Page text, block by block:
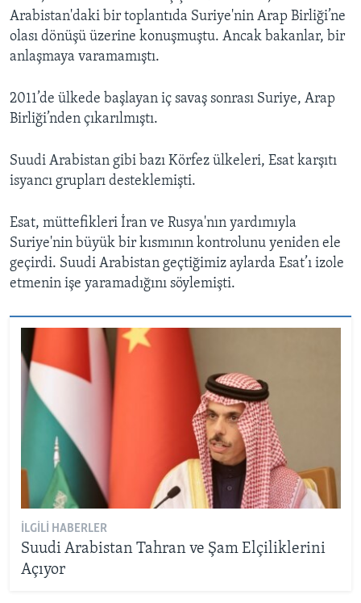
Arabistan'daki bir toplantıda Suriye'nin Arap Birliği’ne
olası dönüşü üzerine konuşmuştu. Ancak bakanlar, bir
anlaşmaya varamamıştı.
2011’de ülkede başlayan iç savaş sonrası Suriye, Arap
Birliği’nden çıkarılmıştı.
Suudi Arabistan gibi bazı Körfez ülkeleri, Esat karşıtı
isyancı grupları desteklemişti.
Esat, müttefikleri İran ve Rusya'nın yardımıyla
Suriye'nin büyük bir kısmının kontrolunu yeniden ele
geçirdi. Suudi Arabistan geçtiğimiz aylarda Esat’ı izole
etmenin işe yaramadığını söylemişti.
İLGILI HABERLER
Suudi Arabistan Tahran ve Şam Elçiliklerini
Açıyor